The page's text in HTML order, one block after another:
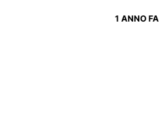
1 ANNO FA